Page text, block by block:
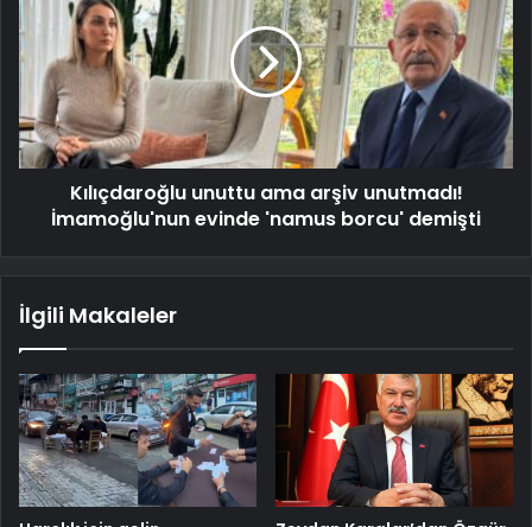
Kılıçdaroğlu unuttu ama arşiv unutmadı!
İmamoğlu'nun evinde 'namus borcu' demişti
İlgili Makaleler